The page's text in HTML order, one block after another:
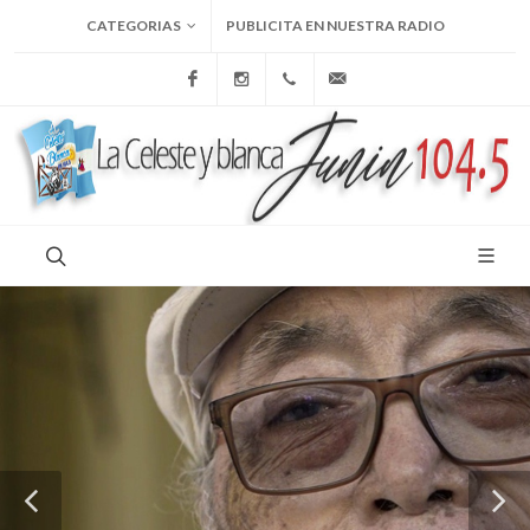
CATEGORIAS PUBLICITA EN NUESTRA RADIO
FacebookInstagram+54 9 236 465-4833